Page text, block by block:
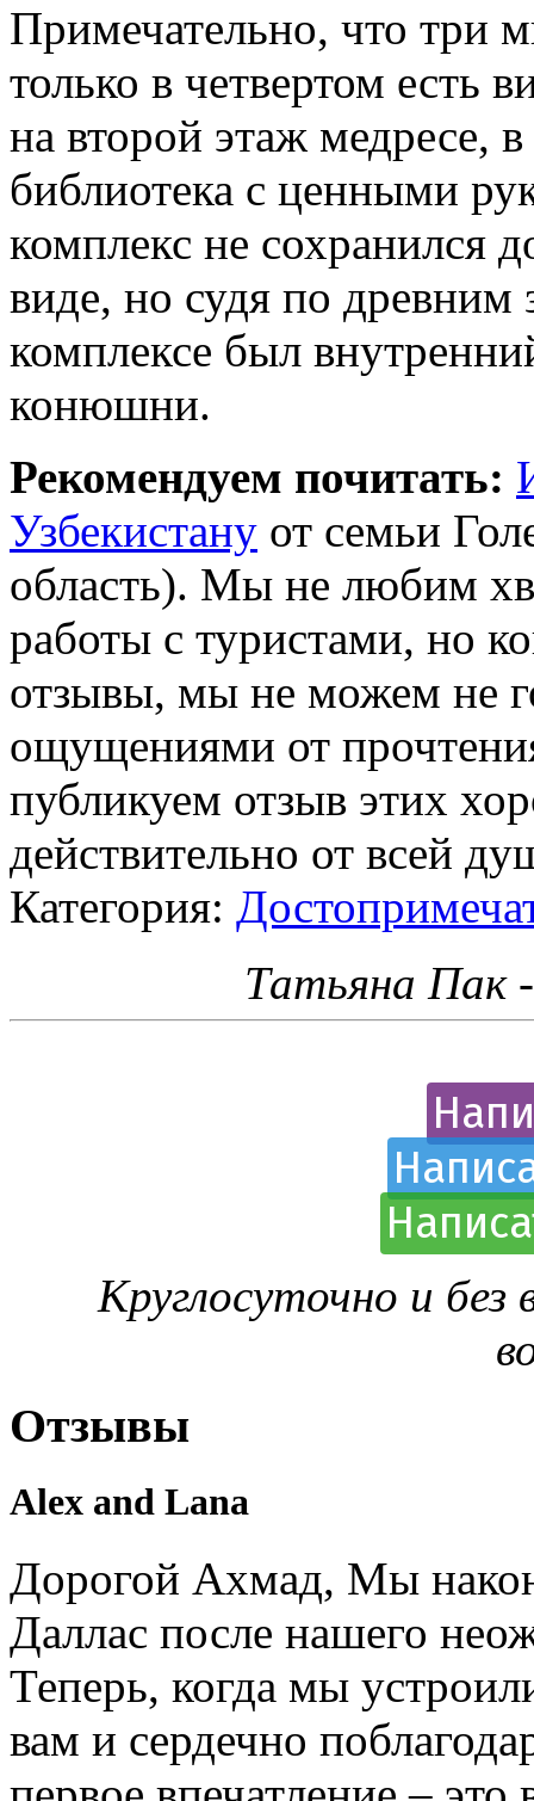
Примечательно, что три
только в четвертом есть
на второй этаж медресе, в
библиотека с ценными
комплекс не сохранился
виде, но судя по
комплексе был
конюшни.
Рекомендуем почитать:
Узбекистану от семьи
область). Мы не любим
работы с туристами, но
отзывы, мы не можем не
ощущениями от
публикуем отзыв этих
действительно от всей
Категория:
Татьяна Пак
Круглосуточно и
Отзывы
Alex and Lana
Дорогой Ахмад, Мы
Даллас после нашего
Теперь, когда мы
вам и сердечно